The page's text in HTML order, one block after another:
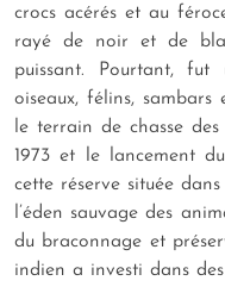
crocs acérés et au
rayé de noir et de
puissant. Pourtant,
oiseaux, félins, sambars
le terrain de chasse
1973 et le lancement du
cette réserve située dans
l’éden sauvage des
du braconnage et
indien a investi dans